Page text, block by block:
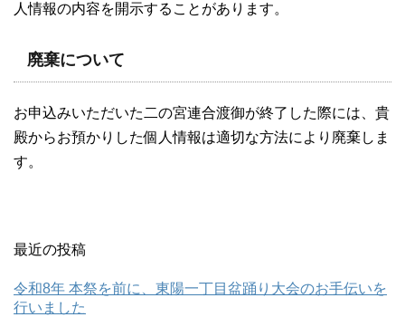
人情報の内容を開示することがあります。
廃棄について
お申込みいただいた二の宮連合渡御が終了した際には、貴
殿からお預かりした個人情報は適切な方法により廃棄しま
す。
最近の投稿
令和8年 本祭を前に、東陽一丁目盆踊り大会のお手伝いを
行いました